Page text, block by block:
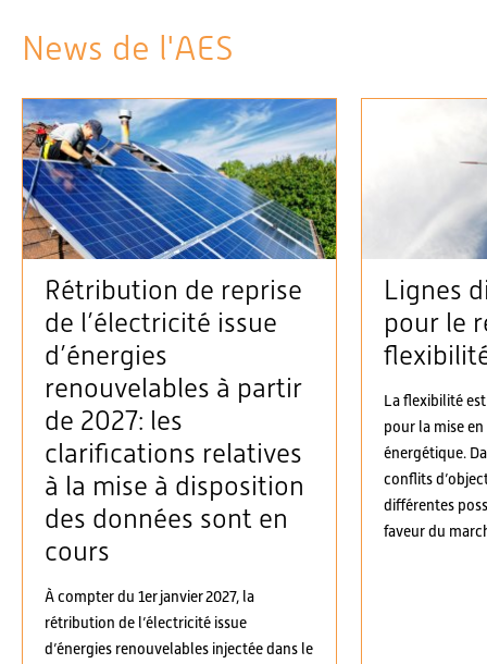
News de l'AES
Rétribution de reprise
de l’électricité issue
d’énergies
renouvelables à partir
de 2027: les
clarifications relatives
à la mise à disposition
des données sont en
cours
À compter du 1er janvier 2027, la
rétribution de l’électricité issue
d’énergies renouvelables injectée dans le
Lignes
pour le
La flexibilité
pour la mise
énergétique.
conflits
différentes
faveur du